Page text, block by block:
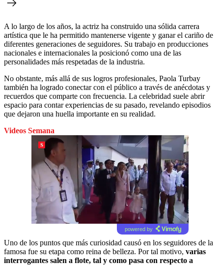
A lo largo de los años, la actriz ha construido una sólida carrera
artística que le ha permitido mantenerse vigente y ganar el cariño de
diferentes generaciones de seguidores. Su trabajo en producciones
nacionales e internacionales la posicionó como una de las
personalidades más respetadas de la industria.
No obstante, más allá de sus logros profesionales, Paola Turbay
también ha logrado conectar con el público a través de anécdotas y
recuerdos que comparte con frecuencia. La celebridad suele abrir
espacio para contar experiencias de su pasado, revelando episodios
que dejaron una huella importante en su realidad.
Videos Semana
powered by
Uno de los puntos que más curiosidad causó en los seguidores de la
famosa fue su etapa como reina de belleza. Por tal motivo, varias
interrogantes salen a flote, tal y como pasa con respecto a